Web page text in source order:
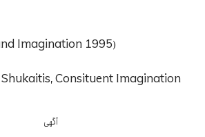
Imagination 1995)
Consituent Imagination
آگهی